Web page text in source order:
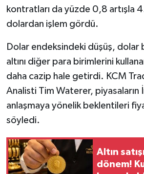
kontratları da yüzde 0,8 artışla
dolardan işlem gördü.
Dolar endeksindeki düşüş, dolar
altını diğer para birimlerini
daha cazip hale getirdi. KCM
Analisti Tim Waterer, piyasaların
anlaşmaya yönelik beklentileri
söyledi.
Altın
dönem!